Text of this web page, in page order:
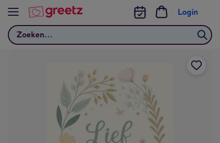
Bekijk meer
Zoeken
Login